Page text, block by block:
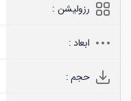
رزولیشن :
ابعاد :
حجم :